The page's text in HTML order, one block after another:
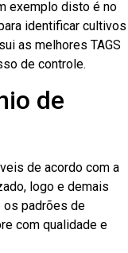
exemplo disto é no
identificar cultivos
as melhores TAGS
de controle.
de
de acordo com a
logo e demais
os padrões de
com qualidade e